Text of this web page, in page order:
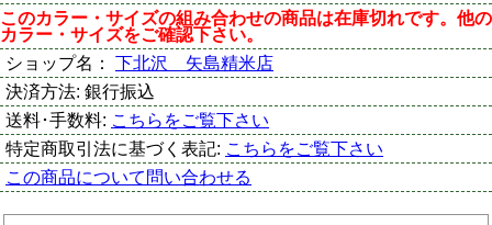
このカラー・サイズの組み合わせの商品は在庫切れです。他の
カラー・サイズをご確認下さい。
ショップ名： 下北沢 矢島精米店
決済方法: 銀行振込
送料･手数料: こちらをご覧下さい
特定商取引法に基づく表記: こちらをご覧下さい
この商品について問い合わせる